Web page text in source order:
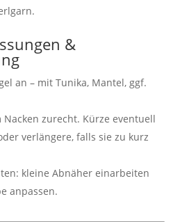
&
an – mit Tunika, Mantel, ggf.
Nacken zurecht. Kürze eventuell
verlängere, falls sie zu kurz
kleine Abnäher einarbeiten
anpassen.